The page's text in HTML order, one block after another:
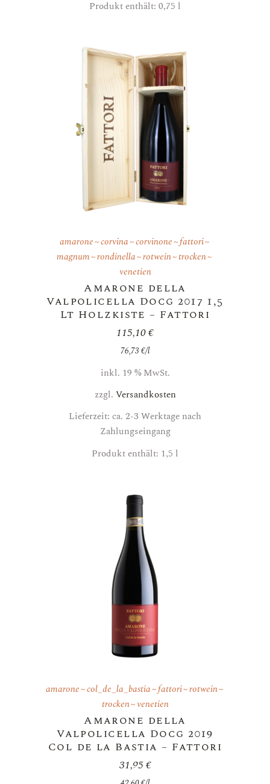
Produkt enthält: 0,75 l
amarone corvina corvinone fattori
magnum rondinella rotwein trocken
venetien
Amarone della
Valpolicella Docg 2017 1,5
Lt Holzkiste – Fattori
115,10€
76,73 €/l
inkl. 19 % MwSt.
zzgl. Versandkosten
Lieferzeit: ca. 2-3 Werktage nach
Zahlungseingang
Produkt enthält: 1,5 l
amarone col_de_la_bastia fattori rotwein
trocken venetien
Amarone della
Valpolicella Docg 2019
Col de la Bastia – Fattori
31,95€